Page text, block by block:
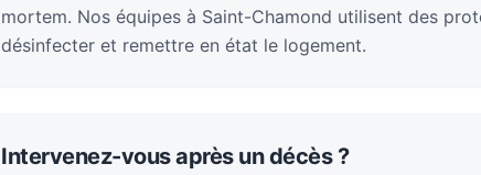
mortem. Nos équipes à Saint-Chamond utilisent des
désinfecter et remettre en état le logement.
Intervenez-vous après un décès ?